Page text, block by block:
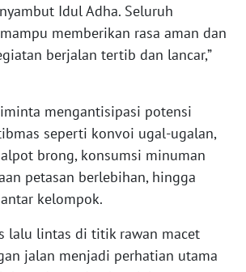
Idul Adha. Seluruh
memberikan rasa aman dan
berjalan tertib dan lancar,”
mengantisipasi potensi
seperti konvoi ugal-ugalan,
brong, konsumsi minuman
petasan berlebihan, hingga
kelompok.
lalu lintas di titik rawan macet
jalan menjadi perhatian utama